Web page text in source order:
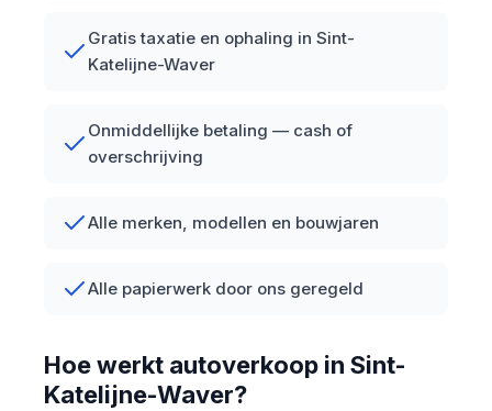
Gratis taxatie en ophaling in Sint-
Katelijne-Waver
Onmiddellijke betaling — cash of
overschrijving
Alle merken, modellen en bouwjaren
Alle papierwerk door ons geregeld
Hoe werkt autoverkoop in Sint-
Katelijne-Waver?